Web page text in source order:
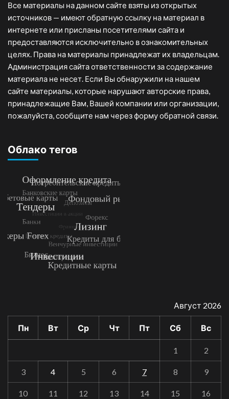
Все материалы на данном сайте взяты из открытых
источников — имеют обратную ссылку на материал в
интернете или присланы посетителями сайта и
предоставляются исключительно в ознакомительных
целях. Права на материалы принадлежат их владельцам.
Администрация сайта ответственности за содержание
материала не несет. Если Вы обнаружили на нашем
сайте материалы, которые нарушают авторские права,
принадлежащие Вам, Вашей компании или организации,
пожалуйста, сообщите нам через форму обратной связи.
Облако тегов
Август 2026
Пн Вт Ср Чт Пт Сб Вс
1 2
3 4 5 6 7 8 9
10 11 12 13 14 15 16